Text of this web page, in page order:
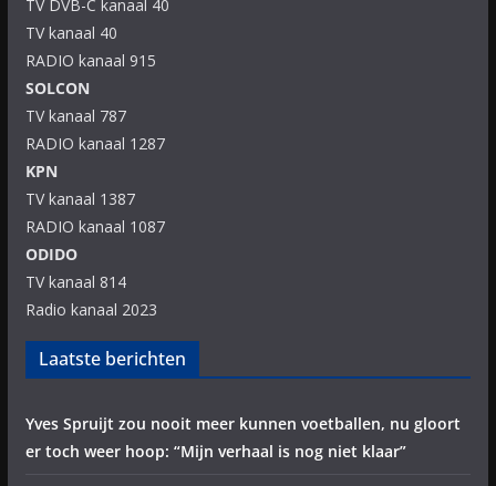
TV DVB-C kanaal 40
TV kanaal 40
RADIO kanaal 915
SOLCON
TV kanaal 787
RADIO kanaal 1287
KPN
TV kanaal 1387
RADIO kanaal 1087
ODIDO
TV kanaal 814
Radio kanaal 2023
Laatste berichten
Yves Spruijt zou nooit meer kunnen voetballen, nu gloort
er toch weer hoop: “Mijn verhaal is nog niet klaar”